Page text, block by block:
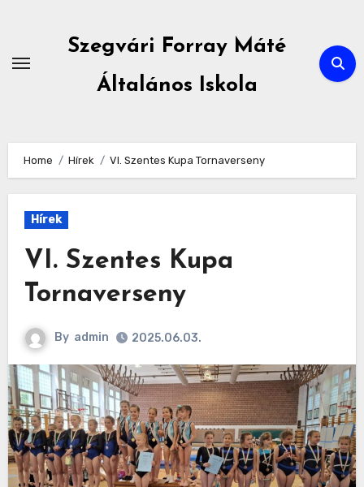
content
Szegvári Forray Máté
Általános Iskola
Home Hírek VI. Szentes Kupa Tornaverseny
Hírek
VI. Szentes Kupa
Tornaverseny
By admin 2025.06.03.